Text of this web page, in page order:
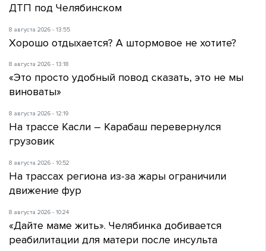
ДТП под Челябинском
8 августа 2026 - 13:55
Хорошо отдыхается? А штормовое не хотите?
8 августа 2026 - 13:18
«Это просто удобный повод сказать, это не мы
виноваты»
8 августа 2026 - 12:19
На трассе Касли – Карабаш перевернулся
грузовик
8 августа 2026 - 10:52
На трассах региона из-за жары ограничили
движение фур
8 августа 2026 - 10:24
«Дайте маме жить». Челябинка добивается
реабилитации для матери после инсульта